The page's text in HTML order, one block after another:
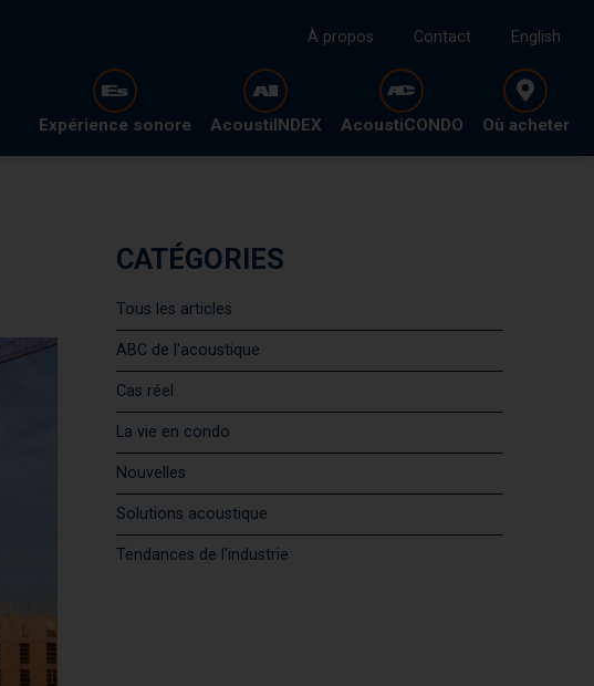
À propos Contact English
Expérience sonore AcoustiINDEX AcoustiCONDO Où acheter
CATÉGORIES
Tous les articles
ABC de l'acoustique
Cas réel
La vie en condo
Nouvelles
Solutions acoustique
Tendances de l'industrie